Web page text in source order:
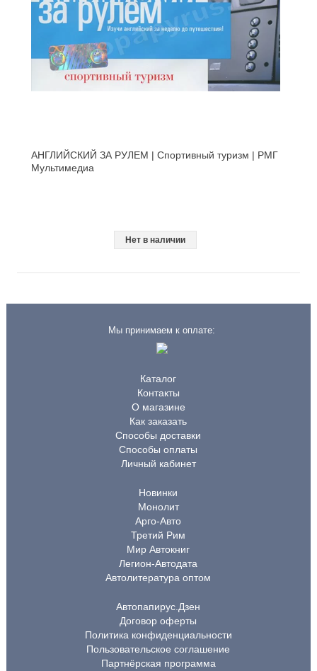
АНГЛИЙСКИЙ ЗА РУЛЕМ | Спортивный туризм | РМГ
Мультимедиа
Нет в наличии
Мы принимаем к оплате:
Каталог
Контакты
О магазине
Как заказать
Способы доставки
Способы оплаты
Личный кабинет
Новинки
Монолит
Арго-Авто
Третий Рим
Мир Автокниг
Легион-Автодата
Автолитература оптом
Автопапирус.Дзен
Договор оферты
Политика конфиденциальности
Пользовательское соглашение
Партнёрская программа